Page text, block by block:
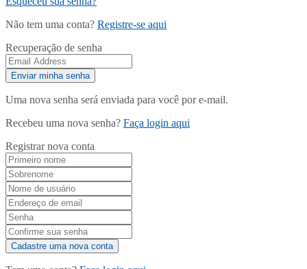
Não tem uma conta? Registre-se aqui
Recuperação de senha
Uma nova senha será enviada para você por e-mail.
Recebeu uma nova senha? Faça login aqui
Registrar nova conta